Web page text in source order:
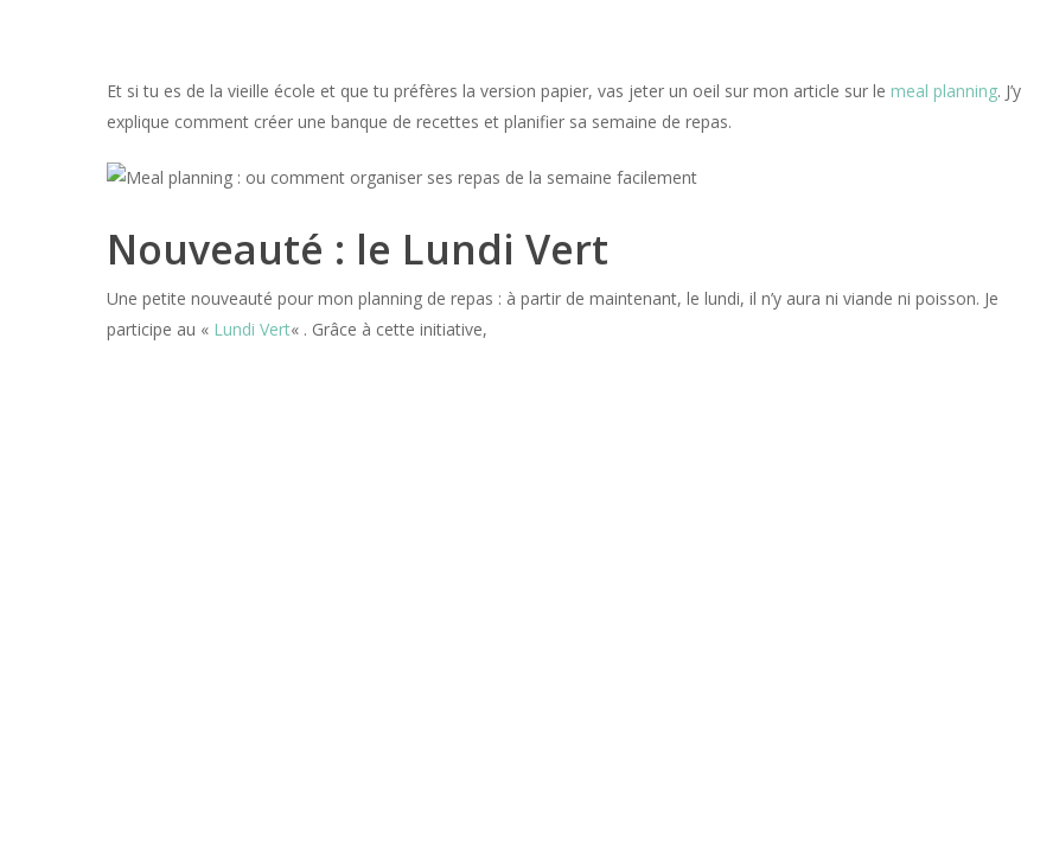
Et si tu es de la vieille école et que tu préfères la version papier, vas jeter un oeil sur mon article sur le meal planning. J’y
explique comment créer une banque de recettes et planifier sa semaine de repas.
Nouveauté : le Lundi Vert
Une petite nouveauté pour mon planning de repas : à partir de maintenant, le lundi, il n’y aura ni viande ni poisson. Je
participe au « Lundi Vert« . Grâce à cette initiative,